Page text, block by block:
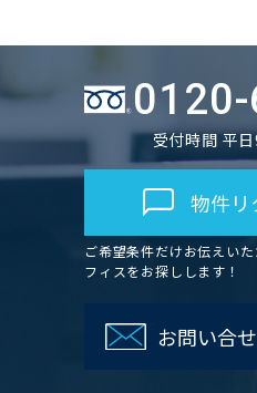
受付時間 平
物件リ
ご希望条件だけお伝えい
フィスをお探しします！
お問い合